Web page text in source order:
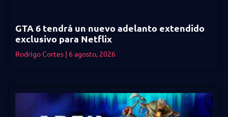
GTA 6 tendrá un nuevo adelanto extendido
exclusivo para Netflix
Rodrigo Cortes 6 agosto, 2026